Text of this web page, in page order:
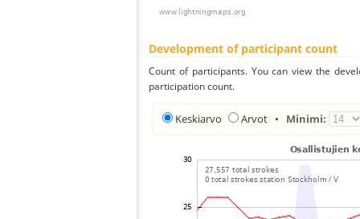
Development of participant count
Count of participants. You can view the
participation count.
Keskiarvo Arvot • Minimi: